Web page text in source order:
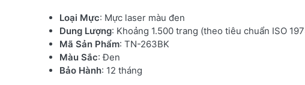
Loại Mực: Mực laser màu đen
Dung Lượng: Khoảng 1.500 trang (theo tiêu chuẩn ISO
Mã Sản Phẩm: TN-263BK
Màu Sắc: Đen
Bảo Hành: 12 tháng